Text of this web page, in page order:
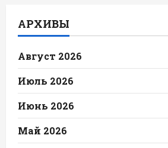
АРХИВЫ
Август 2026
Июль 2026
Июнь 2026
Май 2026